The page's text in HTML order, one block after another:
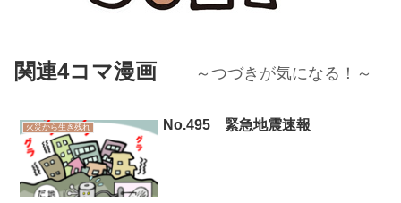
関連4コマ漫画 ～つづきが気になる！～
火災から生き残れ No.495 緊急地震速報